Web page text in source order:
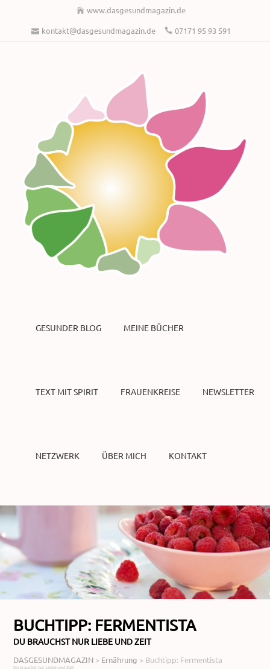
www.dasgesundmagazin.de
kontakt@dasgesundmagazin.de
07171 95 93 591
GESUNDER BLOG MEINE BÜCHER
TEXT MIT SPIRIT FRAUENKREISE NEWSLETTER
NETZWERK ÜBER MICH KONTAKT
BUCHTIPP: FERMENTISTA
DU BRAUCHST NUR LIEBE UND ZEIT
DASGESUNDMAGAZIN > Ernährung > Buchtipp: Fermentista
Du brauchst nur Liebe und Zeit